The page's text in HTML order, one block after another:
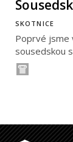
SKOTNICE
Poprvé jsme
sousedskou